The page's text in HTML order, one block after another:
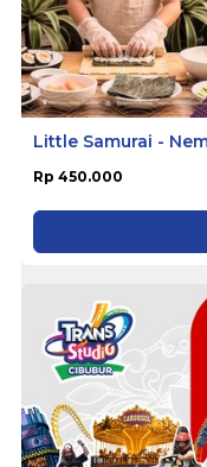
Little Samurai -
Rp 450.000